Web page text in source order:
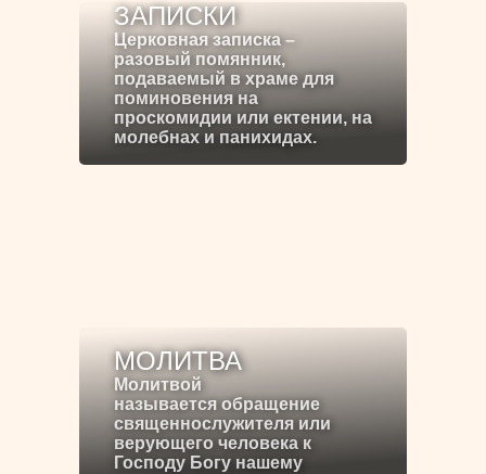
ЗАПИСКИ
Церковная записка –
разовый помянник,
подаваемый в храме для
поминовения на
проскомидии или ектении, на
молебнах и панихидах.
МОЛИТВА
Молитвой
называется обращение
священнослужителя или
верующего человека к
Господу Богу нашему